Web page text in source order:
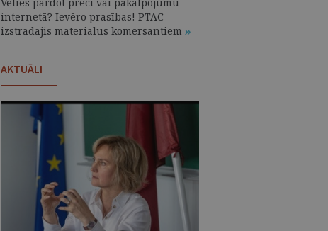
internetā? Ievēro prasības! PTAC
izstrādājis materiālus komersantiem
AKTUĀLI